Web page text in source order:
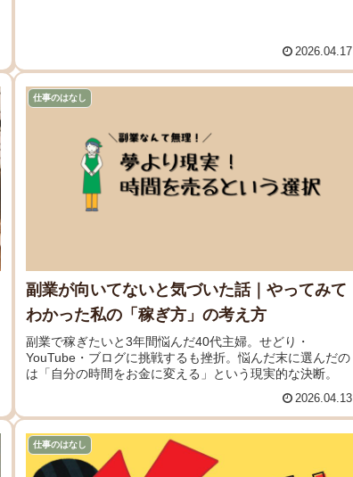
2026.04.17
仕事のはなし
副業が向いてないと気づいた話｜やってみて
わかった私の「稼ぎ方」の考え方
副業で稼ぎたいと3年間悩んだ40代主婦。せどり・
YouTube・ブログに挑戦するも挫折。悩んだ末に選んだの
は「自分の時間をお金に変える」という現実的な決断。
2026.04.13
仕事のはなし